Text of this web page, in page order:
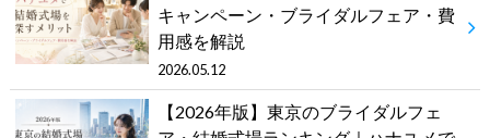
キャンペーン・ブライダルフェア・費
用感を解説
2026.05.12
【2026年版】東京のブライダルフェ